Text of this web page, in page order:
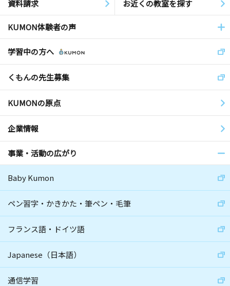
資料請求 お近くの教室を探す
KUMON体験者の声
学習中の方へ
くもんの先生募集
KUMONの原点
企業情報
事業・活動の広がり
Baby Kumon
ペン習字・かきかた・筆ペン・毛筆
フランス語・ドイツ語
Japanese（日本語）
通信学習